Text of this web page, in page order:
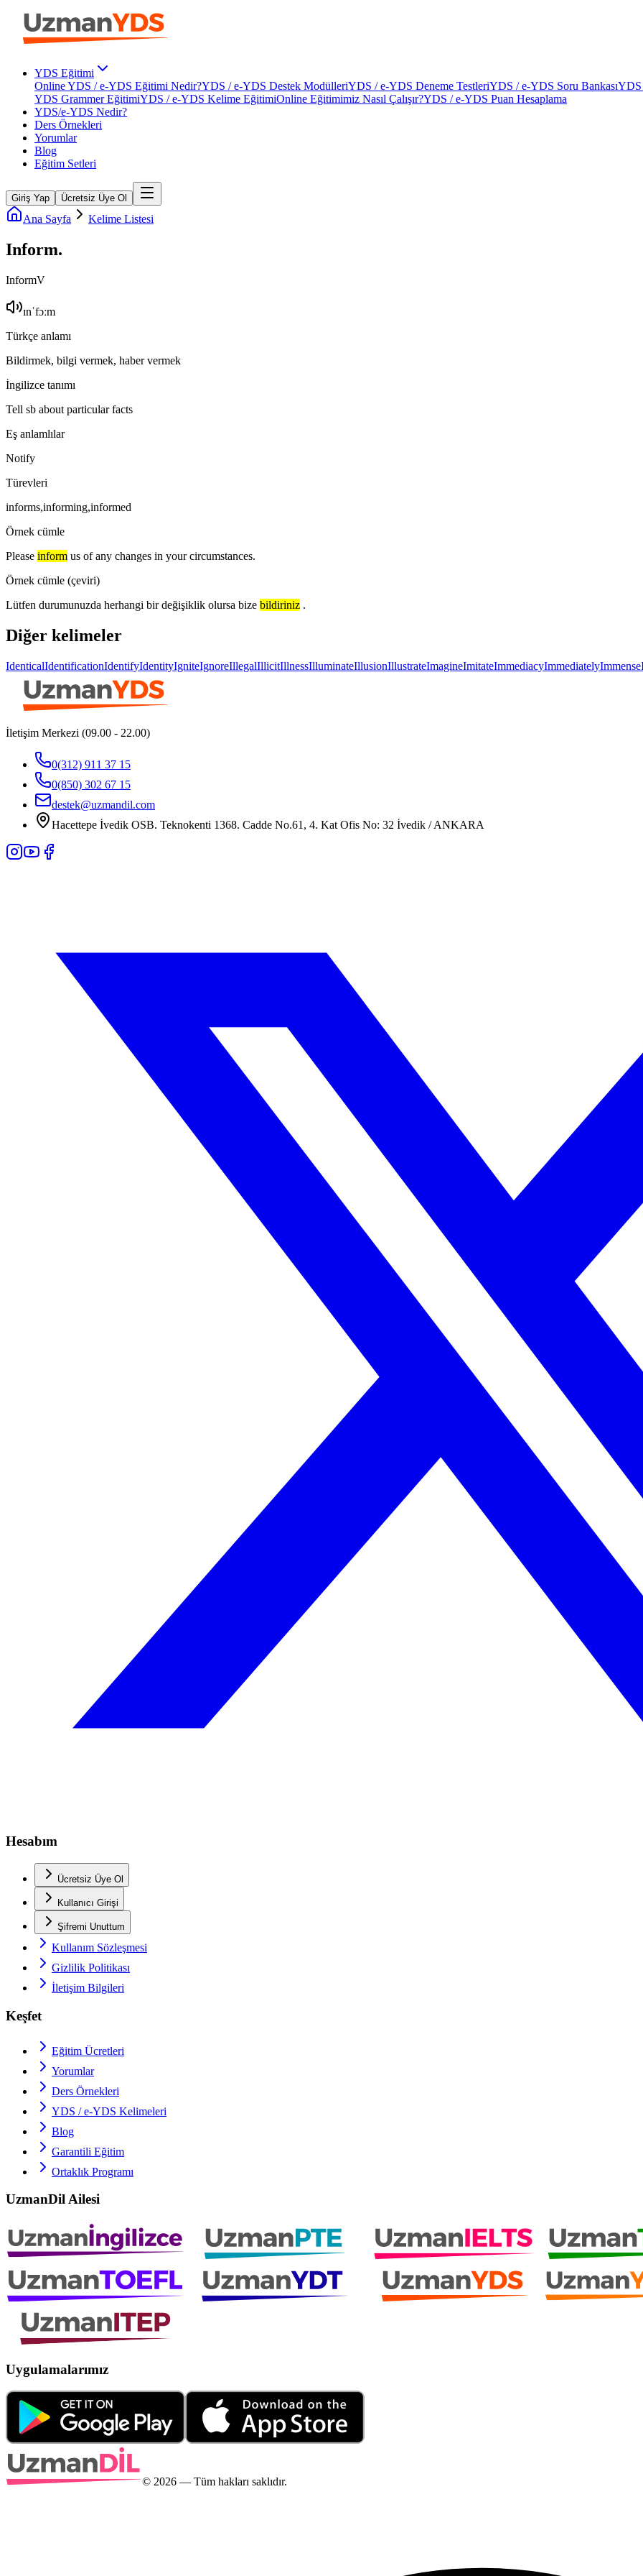
YDS Eğitimi
Online YDS / e-YDS Eğitimi Nedir?YDS / e-YDS Destek ModülleriYDS / e-YDS Deneme TestleriYDS / e-YDS Soru BankasıYDS
YDS Grammer EğitimiYDS / e-YDS Kelime EğitimiOnline Eğitimimiz Nasıl Çalışır?YDS / e-YDS Puan Hesaplama
YDS/e-YDS Nedir?
Ders Örnekleri
Yorumlar
Blog
Eğitim Setleri
Giriş Yap Ücretsiz Üye Ol
Ana Sayfa Kelime Listesi
Inform.
InformV
ɪnˈfɔːm
Türkçe anlamı
Bildirmek, bilgi vermek, haber vermek
İngilizce tanımı
Tell sb about particular facts
Eş anlamlılar
Notify
Türevleri
informs,informing,informed
Örnek cümle
Please inform us of any changes in your circumstances.
Örnek cümle (çeviri)
Lütfen durumunuzda herhangi bir değişiklik olursa bize bildiriniz .
Diğer kelimeler
IdenticalIdentificationIdentifyIdentityIgniteIgnoreIllegalIllicitIllnessIlluminateIllusionIllustrateImagineImitateImmediacyImmediatelyImmense
İletişim Merkezi (09.00 - 22.00)
0(312) 911 37 15
0(850) 302 67 15
destek@uzmandil.com
Hacettepe İvedik OSB. Teknokenti 1368. Cadde No.61, 4. Kat Ofis No: 32 İvedik / ANKARA
Hesabım
Ücretsiz Üye Ol
Kullanıcı Girişi
Şifremi Unuttum
Kullanım Sözleşmesi
Gizlilik Politikası
İletişim Bilgileri
Keşfet
Eğitim Ücretleri
Yorumlar
Ders Örnekleri
YDS / e-YDS Kelimeleri
Blog
Garantili Eğitim
Ortaklık Programı
UzmanDil Ailesi
Uygulamalarımız
© 2026 — Tüm hakları saklıdır.